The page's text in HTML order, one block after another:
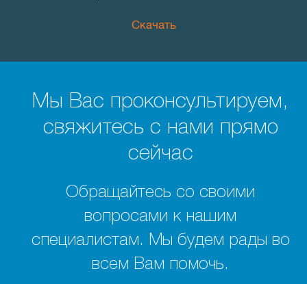
Скачать
Мы Вас проконсультируем,
свяжитесь с нами прямо
сейчас
Обращайтесь со своими
вопросами к нашим
специалистам. Мы будем рады во
всем Вам помочь.